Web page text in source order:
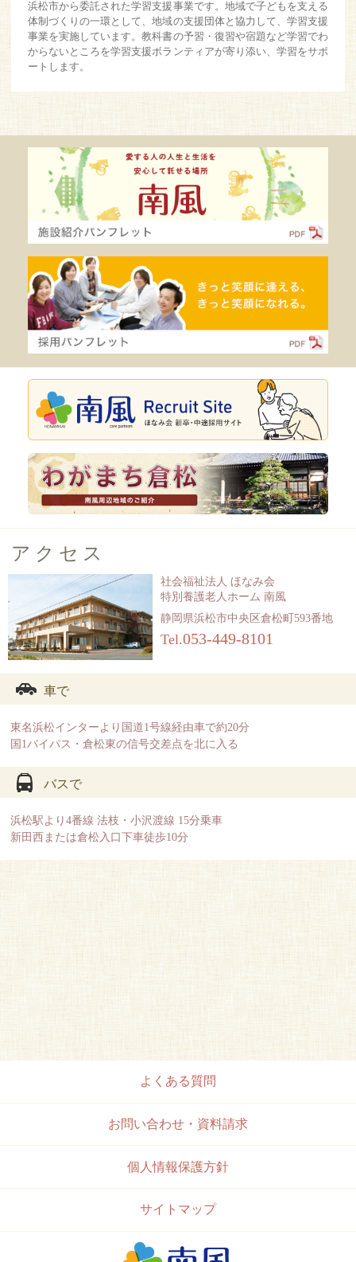
浜松市から委託された学習支援事業です。地域で子どもを支える
体制づくりの一環として、地域の支援団体と協力して、学習支援
事業を実施しています。教科書の予習・復習や宿題など学習でわ
からないところを学習支援ボランティアが寄り添い、学習をサポ
ートします。
アクセス
社会福祉法人 ほなみ会
特別養護老人ホーム 南風
静岡県浜松市中央区倉松町593番地
Tel.053-449-8101
車で
東名浜松インターより国道1号線経由車で約20分
国1バイパス・倉松東の信号交差点を北に入る
バスで
浜松駅より4番線 法枝・小沢渡線 15分乗車
新田西または倉松入口下車徒歩10分
よくある質問
お問い合わせ・資料請求
個人情報保護方針
サイトマップ